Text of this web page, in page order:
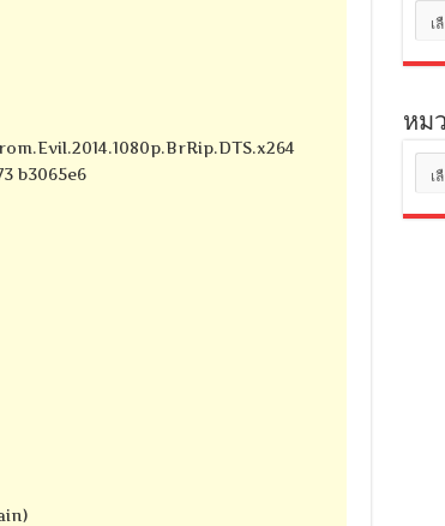
b3065e6
เก็บ
หม
หมู่